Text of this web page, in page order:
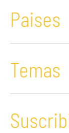
Paises
Temas